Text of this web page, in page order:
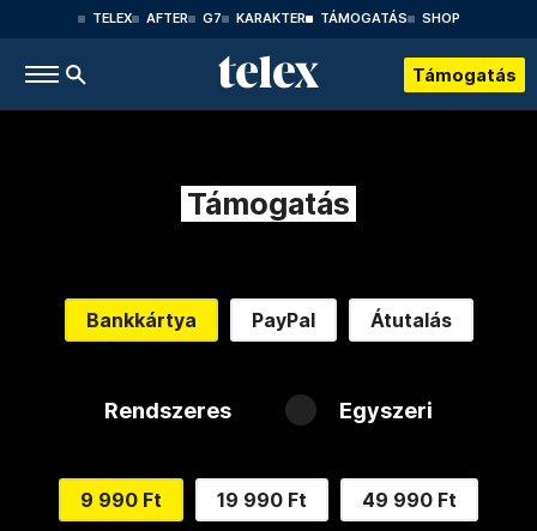
TELEX AFTER G7 KARAKTER TÁMOGATÁS SHOP
Támogatás
Támogatás
Bankkártya PayPal Átutalás
Rendszeres Egyszeri
9 990 Ft 19 990 Ft 49 990 Ft